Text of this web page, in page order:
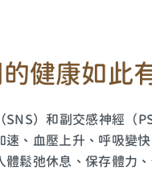
健康如此
）和副交感神經（
、血壓上升、呼吸變
鬆弛休息、保存體力